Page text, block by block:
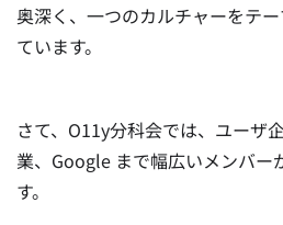
奥深く、一つのカルチャーをテ
ています。
さて、O11y分科会では、ユーザ
業、Google まで幅広いメンバー
す。